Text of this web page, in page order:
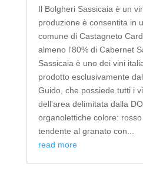
Il Bolgheri Sassicaia è un
produzione è consentita in
comune di Castagneto
almeno l'80% di Cabernet
Sassicaia è uno dei vini
prodotto esclusivamente
Guido, che possiede tutti i
dell'area delimitata dalla
organolettiche colore:
tendente al granato con...
read more